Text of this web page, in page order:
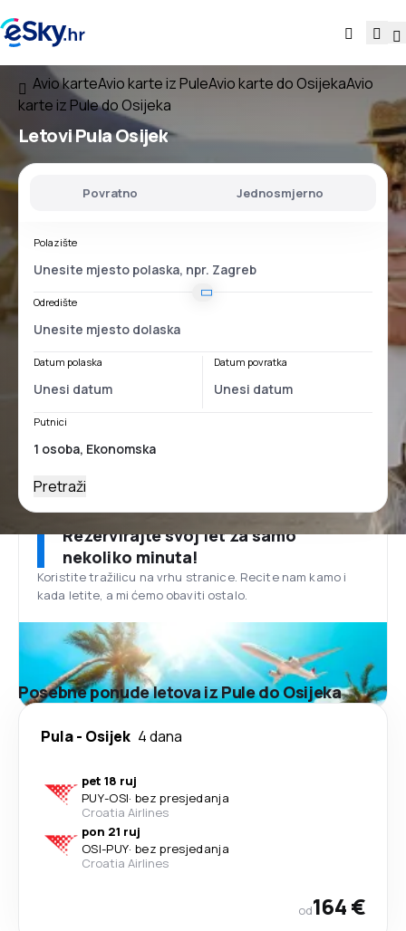
Avio karteAvio karte iz PuleAvio karte do OsijekaAvio
karte iz Pule do Osijeka
LetoviPula Osijek
Povratno Jednosmjerno
Polazište
Odredište
Datum polaska Datum povratka
Putnici
Pretraži
Rezervirajte svoj let za samo
nekoliko minuta!
Koristite tražilicu na vrhu stranice. Recite nam kamo i
kada letite, a mi ćemo obaviti ostalo.
Posebne ponude letova iz Pule do Osijeka
Pula- Osijek 4 dana
pet 18 ruj
PUY-OSI· bez presjedanja
Croatia Airlines
pon 21 ruj
OSI-PUY· bez presjedanja
Croatia Airlines
od164 €